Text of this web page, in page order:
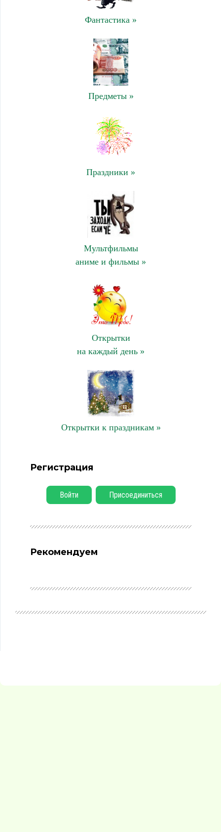
Фантастика »
Предметы »
Праздники »
Мультфильмы
аниме и фильмы »
Открытки
на каждый день »
Открытки к праздникам »
Регистрация
Войти Присоединиться
Рекомендуем